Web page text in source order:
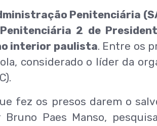
Penitenciária
2 de
interior paulista. Entre os
considerado o líder da
fez os presos darem o
Paes Manso,